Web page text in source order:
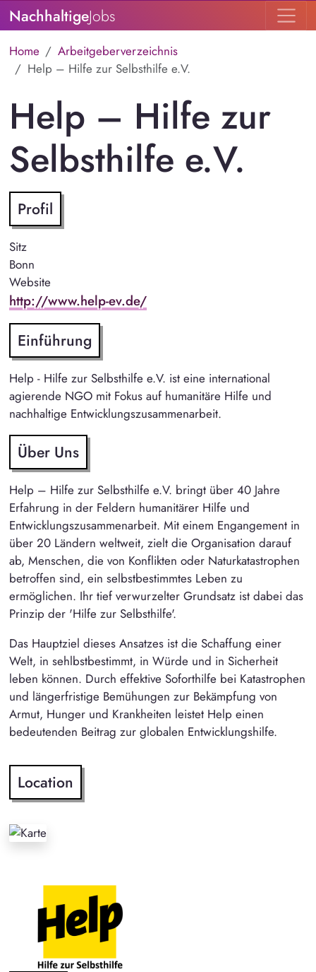
NachhaltigeJobs
Home
Arbeitgeberverzeichnis
Help – Hilfe zur Selbsthilfe e.V.
Help – Hilfe zur
Selbsthilfe e.V.
Profil
Sitz
Bonn
Website
http://www.help-ev.de/
Einführung
Help - Hilfe zur Selbsthilfe e.V. ist eine international
agierende NGO mit Fokus auf humanitäre Hilfe und
nachhaltige Entwicklungszusammenarbeit.
Über Uns
Help – Hilfe zur Selbsthilfe e.V. bringt über 40 Jahre
Erfahrung in der Feldern humanitärer Hilfe und
Entwicklungszusammenarbeit. Mit einem Engangement in
über 20 Ländern weltweit, zielt die Organisation darauf
ab, Menschen, die von Konflikten oder Naturkatastrophen
betroffen sind, ein selbstbestimmtes Leben zu
ermöglichen. Ihr tief verwurzelter Grundsatz ist dabei das
Prinzip der 'Hilfe zur Selbsthilfe'.
Das Hauptziel dieses Ansatzes ist die Schaffung einer
Welt, in sehlbstbestimmt, in Würde und in Sicherheit
leben können. Durch effektive Soforthilfe bei Katastrophen
und längerfristige Bemühungen zur Bekämpfung von
Armut, Hunger und Krankheiten leistet Help einen
bedeutenden Beitrag zur globalen Entwicklungshilfe.
Location